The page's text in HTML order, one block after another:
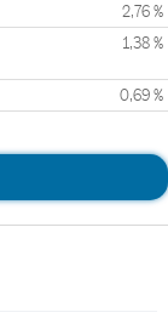
2,76 %
1,38 %
0,69 %